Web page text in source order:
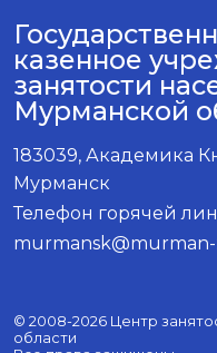
казенное
занятости
Мурманской
183039, Академика
Мурманск
Телефон горячей
© 2008-2026 Центр
области